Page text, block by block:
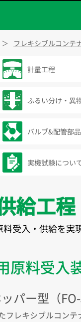
フレキシブルコンテ
計量工程
ふるい分け・異
バルブ&配管部品
実機試験につい
給工程
料受入・供給を実
原料受入
パー型（FO-
フレキシブルコンテ